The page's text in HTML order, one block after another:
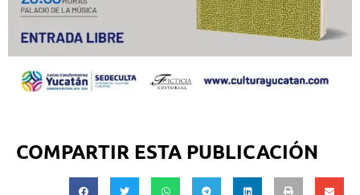
COMPARTIR ESTA PUBLICACIÓN